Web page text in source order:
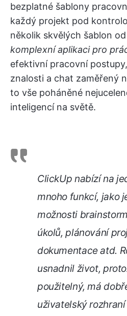
bezplatné šablony
každý projekt pod
několik skvělých šablon od
komplexní aplikaci pro
efektivní pracovní
znalosti a chat zaměřený
to vše poháněné
inteligencí na světě.
ClickUp nabízí na
mnoho funkcí, jako
možnosti
úkolů, plánování
dokumentace atd.
usnadnil život,
použitelný, má
uživatelský